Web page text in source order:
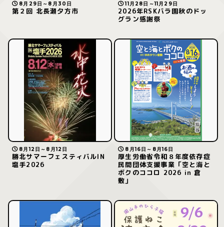
8月29日～8月30日
第２回 北長瀬夕方市
11月28日～11月29日
2026年RSKバラ園秋のドッ
グラン感謝祭
8月12日～8月12日
勝北サマーフェスティバルIN
塩手2026
8月16日～8月16日
厚生労働省令和８年度依存症
民間団体支援事業「空と海と
ボクのココロ 2026 in 倉
敷」